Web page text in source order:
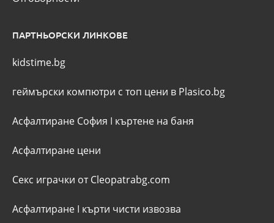
ПАРТНЬОРСКИ ЛИНКОВЕ
kidstime.bg
геймърски компютри с топ цени в Plasico.bg
Асфалтиране София I къртене на баня
Асфалтиране цени
Секс играчки от Cleopatrabg.com
Асфалтиране I кърти чисти извозва